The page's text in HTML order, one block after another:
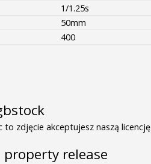
1/1.25s
50mm
400
to zdjęcie akceptujesz naszą licencję
release